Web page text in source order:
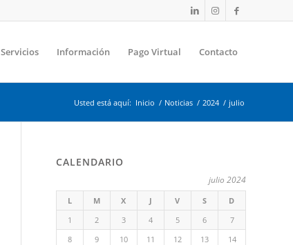
Servicios Información Pago Virtual Contacto
Usted está aquí: Inicio / Noticias / 2024 / julio
CALENDARIO
julio 2024
L M X J V S
D
1
2 3 4 5 6
7
8
9 10 11 12 13
14